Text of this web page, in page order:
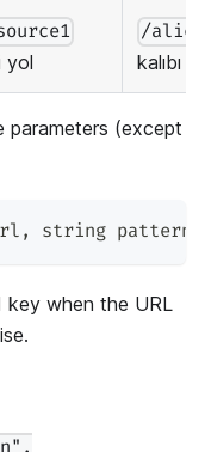
yol
/
kalıbı
(except
, string pattern
key when the URL